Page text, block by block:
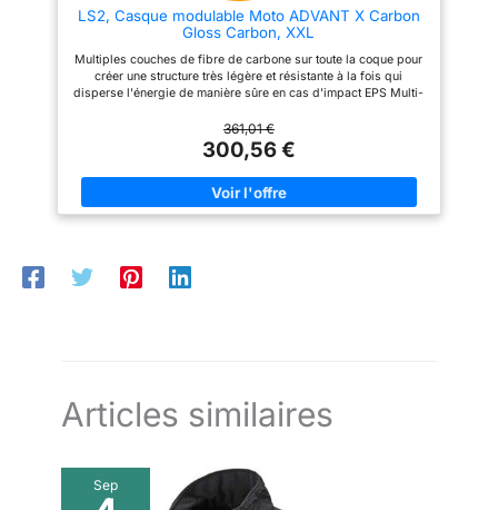
de lunettes à la visière
généreuse pour un large champ
Santos est conçu de manière
réfléchie. Le sac pour casque
inclus complète l'offre.
pendant la conduite.
LS2, Casque modulable Moto ADVANT X Carbon
Gloss Carbon, XXL
Multiples couches de fibre de carbone sur toute la coque pour
créer une structure très légère et résistante à la fois qui
disperse l'énergie de manière sûre en cas d'impact EPS Multi-
menton renforcée évitant les brulures en cas d'utilisation
intensive Fermeture de la jugulaire par boucle micrométrique
rapide et efficace Double Homologation Jet et Intégral
ECE22.06
361,01 €
300,56 €
Articles similaires
Sep